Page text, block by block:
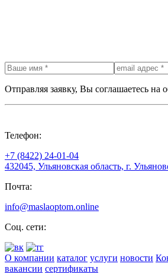
Отправляя заявку, Вы соглашаетесь на
Телефон:
+7 (8422) 24-01-04
432045, Ульяновская область, г.
Почта:
info@maslaoptom.online
Соц. сети:
О компании каталог услуги новости
вакансии сертификаты